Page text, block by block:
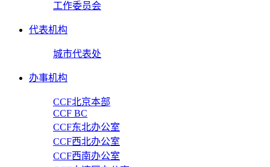
工作委员会
代表机构
城市代表处
办事机构
CCF北京本部
CCF BC
CCF东北办公室
CCF西北办公室
CCF西南办公室